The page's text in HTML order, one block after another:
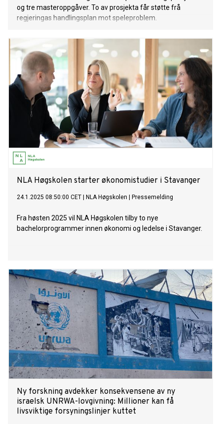
og tre masteroppgåver. To av prosjekta får støtte frå
regjeringas handlingsplan mot speleproblem.
NLA Høgskolen starter økonomistudier i Stavanger
24.1.2025 08:50:00 CET NLA Høgskolen Pressemelding
Fra høsten 2025 vil NLA Høgskolen tilby to nye
bachelorprogrammer innen økonomi og ledelse i Stavanger.
Ny forskning avdekker konsekvensene av ny
israelsk UNRWA-lovgivning: Millioner kan få
livsviktige forsyningslinjer kuttet